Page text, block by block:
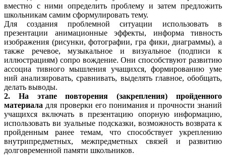
вместно с ними определить проблему и затем предложить
школьникам самим сформулировать тему.
Для создания проблемной ситуации использовать в
презентации анимационные эффекты, информа тивность
изображения (рисунки, фотографии, гра фики, диаграммы), а
также речевое, музыкальное и визуальное (подписи к
иллюстрациям) сопро вождение. Они способствуют развитию
ассоциа тивного мышления учащихся, формированию уме
ний анализировать, сравнивать, выделять главное, обобщать,
делать выводы.
2. На этапе повторения (закрепления) пройденного
материаладля проверки его понимания и прочности знаний
учащихся включать в презентацию опорную информацию,
использовать ви зуальные подсказки, возможность возврата к
пройденным ранее темам, что способствует укреплению
внутрипредметных, межпредметных связей и развитию
долговременной памяти школьников.